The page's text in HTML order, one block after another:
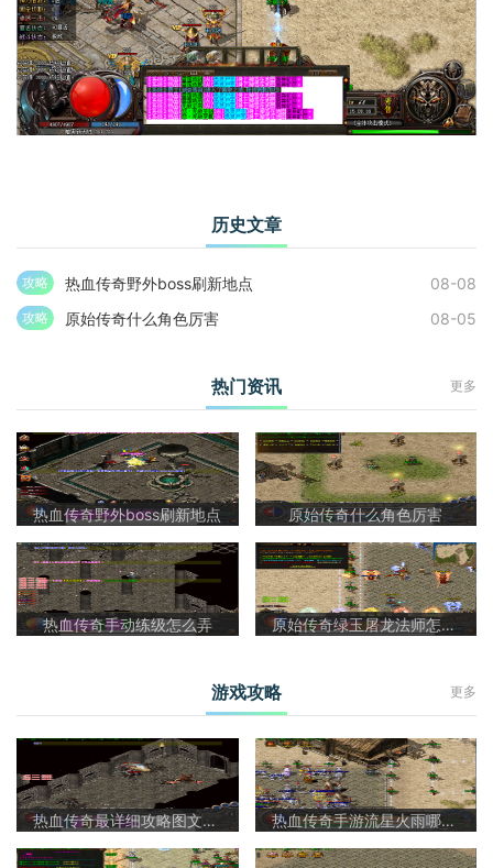
历史文章
攻略 热血传奇野外boss刷新地点 08-08
攻略 原始传奇什么角色厉害 08-05
热门资讯 更多
热血传奇野外boss刷新地点 原始传奇什么角色厉害
热血传奇手动练级怎么弄 原始传奇绿玉屠龙法师怎么样啊
游戏攻略 更多
热血传奇最详细攻略图文大全 热血传奇手游流星火雨哪里爆